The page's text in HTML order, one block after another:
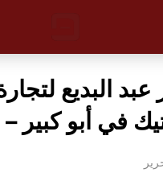
البديع
في أبو كبير